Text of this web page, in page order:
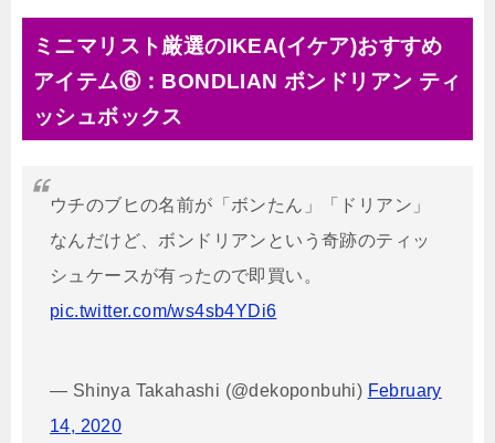
ミニマリスト厳選のIKEA(イケア)おすすめ
アイテム⑥：BONDLIAN ボンドリアン ティ
ッシュボックス
ウチのブヒの名前が「ボンたん」「ドリアン」
なんだけど、ボンドリアンという奇跡のティッ
シュケースが有ったので即買い。
pic.twitter.com/ws4sb4YDi6
— Shinya Takahashi (@dekoponbuhi) February
14, 2020